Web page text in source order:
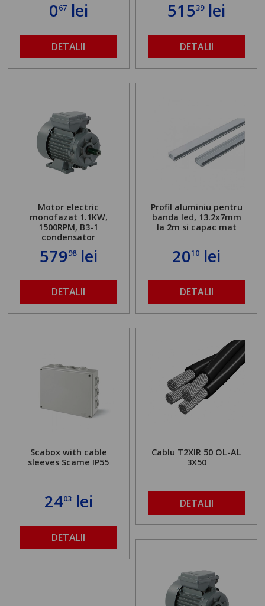
067lei
DETALII
51539lei
DETALII
Motor electric
monofazat 1.1KW,
1500RPM, B3-1
condensator
57998lei
DETALII
Profil aluminiu pentru
banda led, 13.2x7mm
la 2m si capac mat
2010 lei
DETALII
Scabox with cable
sleeves Scame IP55
2403lei
DETALII
Cablu T2XIR 50 OL-AL
3X50
DETALII